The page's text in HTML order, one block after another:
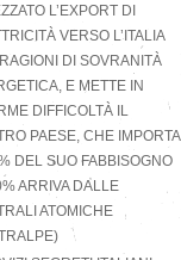
L’EXPORT DI
VERSO L’ITALIA
DI SOVRANITÀ
E METTE IN
DIFFICOLTÀ IL
PAESE, CHE IMPORTA
DEL SUO FABBISOGNO
ARRIVA DALLE
ATOMICHE